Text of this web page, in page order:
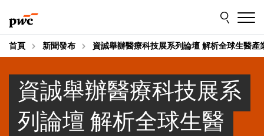
to
content
to
footer
首頁 新聞發布 資誠舉辦醫療科技展系列論壇 解析全球生醫產
資誠舉辦醫療科技展系
列論壇 解析全球生醫